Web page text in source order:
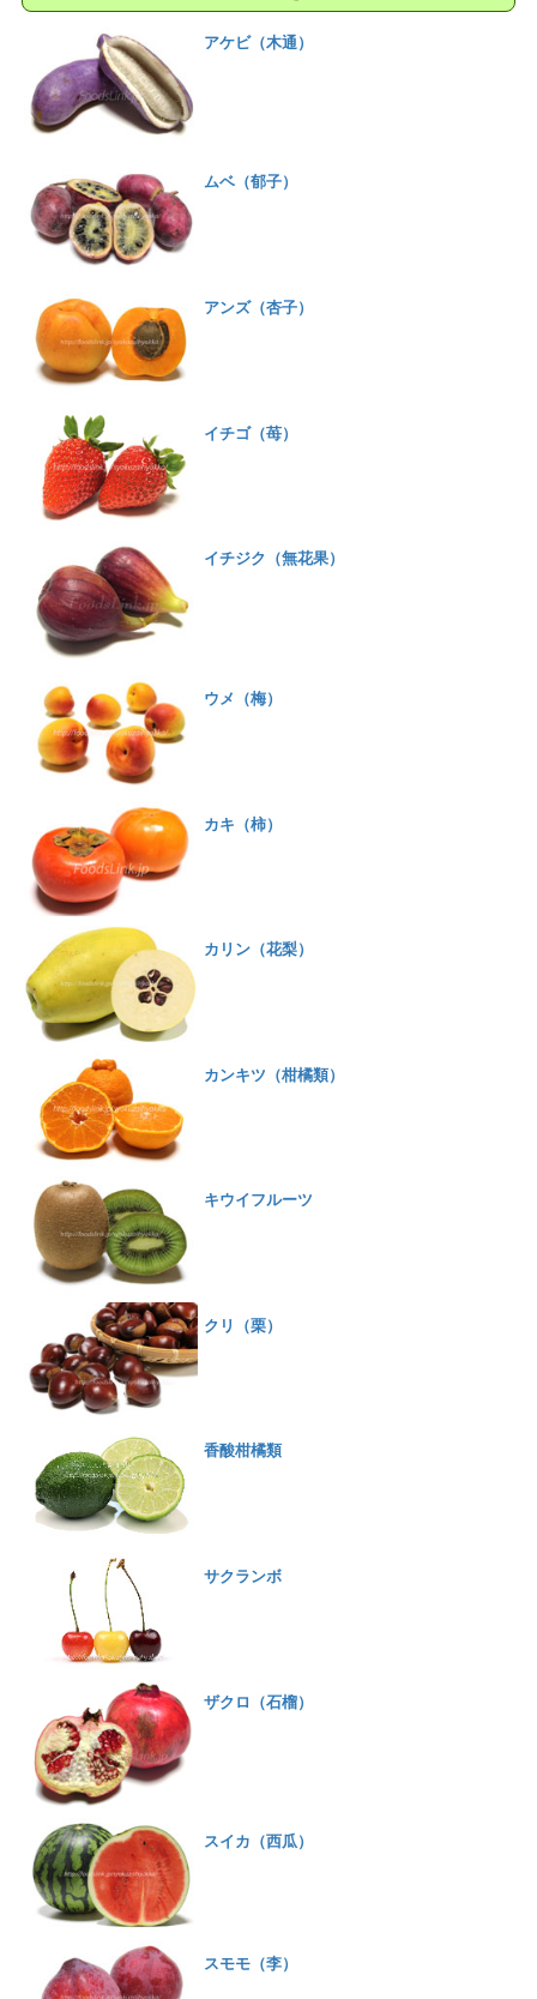
アケビ（木通）
ムベ（郁子）
アンズ（杏子）
イチゴ（苺）
イチジク（無花果）
ウメ（梅）
カキ（柿）
カリン（花梨）
カンキツ（柑橘類）
キウイフルーツ
クリ（栗）
香酸柑橘類
サクランボ
ザクロ（石榴）
スイカ（西瓜）
スモモ（李）